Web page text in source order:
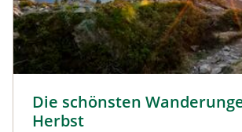
Die schönsten
Herbst